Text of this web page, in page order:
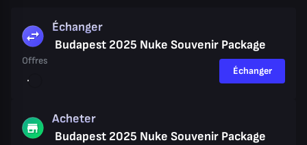
Échanger
Budapest 2025 Nuke Souvenir Package
Offres
Échanger
Acheter
Budapest 2025 Nuke Souvenir Package